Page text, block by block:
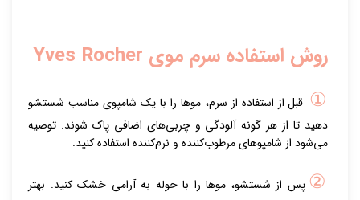
روش استفاده سرم موی Yves Rocher
① قبل از استفاده از سرم، موها را با یک شامپوی مناسب شستشو
دهید تا از هر گونه آلودگی و چربی‌های اضافی پاک شوند. توصیه
می‌شود از شامپوهای مرطوب‌کننده و نرم‌کننده استفاده کنید.
② پس از شستشو، موها را با حوله به آرامی خشک کنید. بهتر